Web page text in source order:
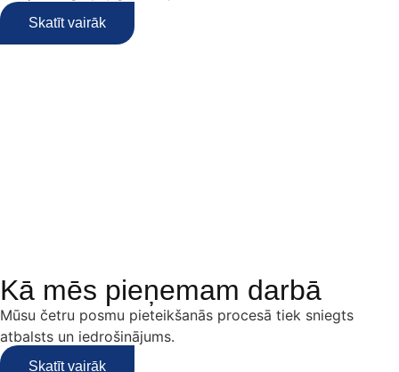
Skatīt vairāk
Kā mēs pieņemam darbā
Mūsu četru posmu pieteikšanās procesā tiek sniegts
atbalsts un iedrošinājums.
Skatīt vairāk